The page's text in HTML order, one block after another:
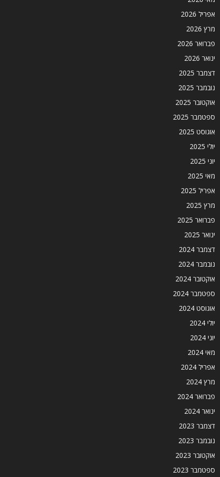
אפריל 2026
מרץ 2026
פברואר 2026
ינואר 2026
דצמבר 2025
נובמבר 2025
אוקטובר 2025
ספטמבר 2025
אוגוסט 2025
יולי 2025
יוני 2025
מאי 2025
אפריל 2025
מרץ 2025
פברואר 2025
ינואר 2025
דצמבר 2024
נובמבר 2024
אוקטובר 2024
ספטמבר 2024
אוגוסט 2024
יולי 2024
יוני 2024
מאי 2024
אפריל 2024
מרץ 2024
פברואר 2024
ינואר 2024
דצמבר 2023
נובמבר 2023
אוקטובר 2023
ספטמבר 2023